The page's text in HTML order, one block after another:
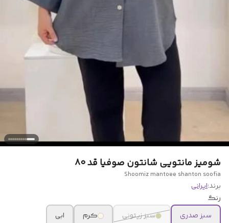
شومیز مانتویی شانتون صوفیا قد ۸۰
Shoomiz mantoee shanton soofia
برند:ایرانی
رنگ
سبز صدری
سبز زیتونی کرم ابی